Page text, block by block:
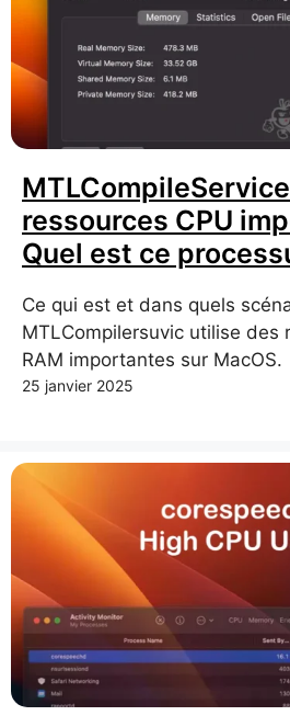
ressources CPU
Quel est ce
Ce qui est et dans quels
MTLCompilersuvic utilise des
RAM importantes sur MacOS.
25 janvier 2025